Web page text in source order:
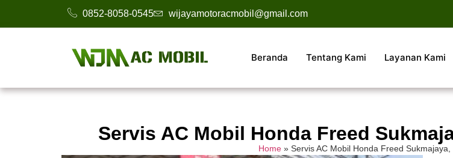
0852-8058-0545 wijayamotoracmobil@gmail.com
Beranda Tentang Kami Layanan Kami
Servis AC Mobil Honda Freed
Home » Servis AC Mobil Honda Freed